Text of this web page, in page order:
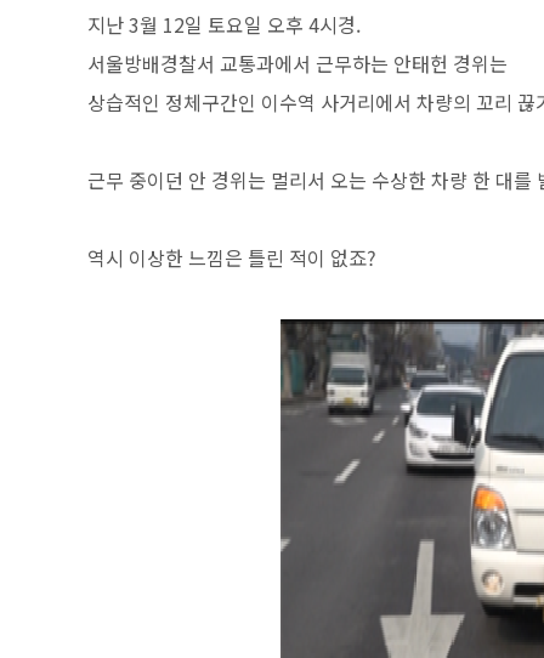
지난 3월 12일 토요일 오후 4시경.
서울방배경찰서 교통과에서 근무하는 안태헌 경위는
상습적인 정체구간인 이수역 사거리에서 차량의 꼬리
근무 중이던 안 경위는 멀리서 오는 수상한 차량 한 대
역시 이상한 느낌은 틀린 적이 없죠?